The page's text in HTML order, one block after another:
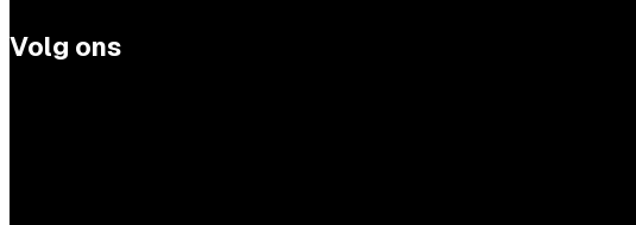
Volg ons